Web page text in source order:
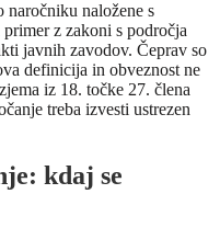
naročniku naložene s
z zakoni s področja
javnih zavodov. Čeprav so
definicija in obveznost ne
iz 18. točke 27. člena
treba izvesti ustrezen
kdaj se